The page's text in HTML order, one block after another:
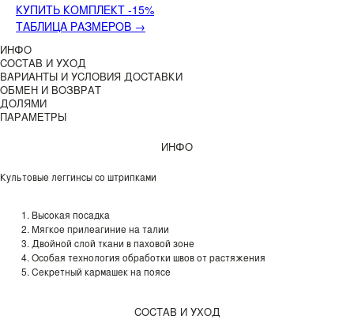
КУПИТЬ КОМПЛЕКТ -15%
ТАБЛИЦА РАЗМЕРОВ →
ИНФО
СОСТАВ И УХОД
ВАРИАНТЫ И УСЛОВИЯ ДОСТАВКИ
ОБМЕН И ВОЗВРАТ
ДОЛЯМИ
ПАРАМЕТРЫ
ИНФО
Культовые леггинсы со штрипками
Высокая посадка
Мягкое прилеагиние на талии
Двойной слой ткани в паховой зоне
Особая технология обработки швов от растяжения
Секретный кармашек на поясе
СОСТАВ И УХОД